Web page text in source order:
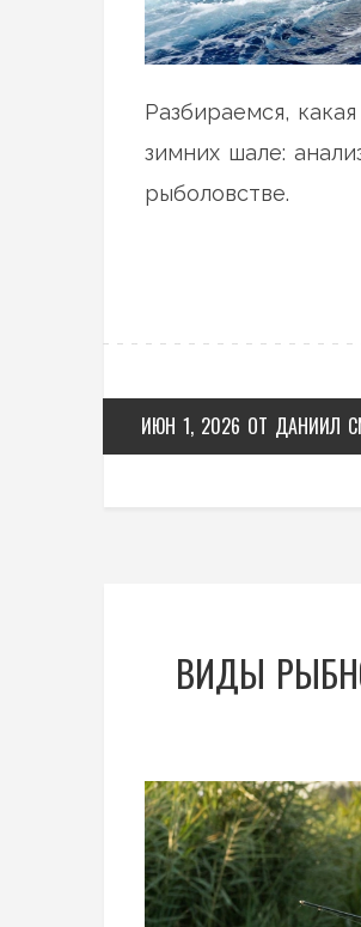
Разбираемся,
зимних шале:
рыболовстве.
ИЮН 1, 2026 ОТ ДАНИИЛ
ВИДЫ